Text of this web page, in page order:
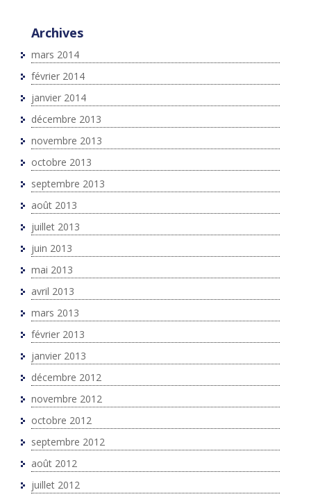
Archives
mars 2014
février 2014
janvier 2014
décembre 2013
novembre 2013
octobre 2013
septembre 2013
août 2013
juillet 2013
juin 2013
mai 2013
avril 2013
mars 2013
février 2013
janvier 2013
décembre 2012
novembre 2012
octobre 2012
septembre 2012
août 2012
juillet 2012